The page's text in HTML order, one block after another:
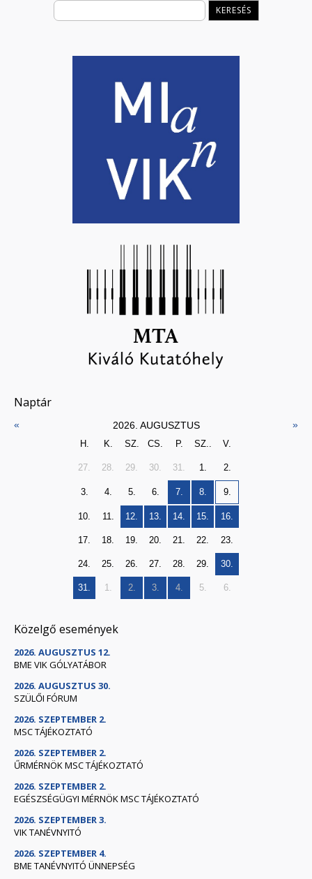
Naptár
« 2026. AUGUSZTUS »
H. K. SZ. CS. P. SZ.. V.
27. 28. 29. 30. 31. 1. 2.
3. 4. 5. 6. 7. 8. 9.
10. 11. 12. 13. 14. 15. 16.
17. 18. 19. 20. 21. 22. 23.
24. 25. 26. 27. 28. 29. 30.
31. 1. 2. 3. 4. 5. 6.
Közelgő események
2026. AUGUSZTUS 12.
BME VIK GÓLYATÁBOR
2026. AUGUSZTUS 30.
SZÜLŐI FÓRUM
2026. SZEPTEMBER 2.
MSC TÁJÉKOZTATÓ
2026. SZEPTEMBER 2.
ŰRMÉRNÖK MSC TÁJÉKOZTATÓ
2026. SZEPTEMBER 2.
EGÉSZSÉGÜGYI MÉRNÖK MSC TÁJÉKOZTATÓ
2026. SZEPTEMBER 3.
VIK TANÉVNYITÓ
2026. SZEPTEMBER 4.
BME TANÉVNYITÓ ÜNNEPSÉG